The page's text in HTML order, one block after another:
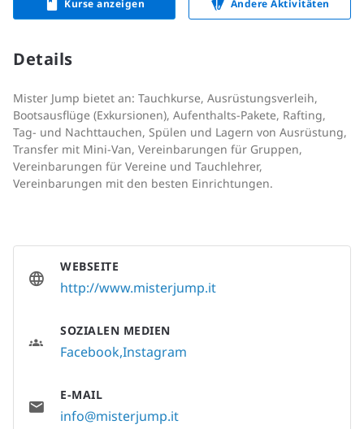
Kurse anzeigen Andere Aktivitäten
Details
Mister Jump bietet an: Tauchkurse, Ausrüstungsverleih,
Bootsausflüge (Exkursionen), Aufenthalts-Pakete, Rafting,
Tag- und Nachttauchen, Spülen und Lagern von Ausrüstung,
Transfer mit Mini-Van, Vereinbarungen für Gruppen,
Vereinbarungen für Vereine und Tauchlehrer,
Vereinbarungen mit den besten Einrichtungen.
WEBSEITE
http://www.misterjump.it
SOZIALEN MEDIEN
FacebookInstagram
E-MAIL
info@misterjump.it